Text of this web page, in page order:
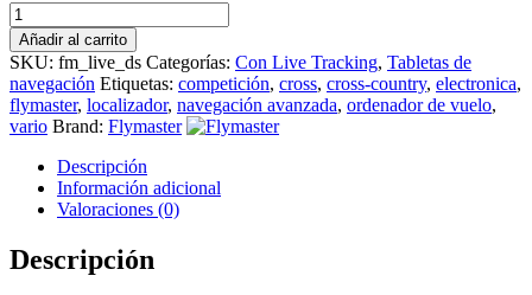
Flymaster
LIVE
DS
cantidad
Añadir al carrito
SKU: fm_live_ds Categorías: Con Live Tracking, Tabletas de
navegación Etiquetas: competición, cross, cross-country, electronica,
flymaster, localizador, navegación avanzada, ordenador de vuelo,
vario Brand: Flymaster
Descripción
Información adicional
Valoraciones (0)
Descripción